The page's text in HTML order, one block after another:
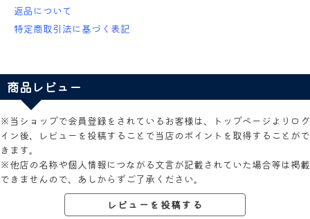
返品について
特定商取引法に基づく表記
商品レビュー
※当ショップで会員登録をされているお客様は、トップページよりログ
イン後、レビューを投稿することで当店のポイントを取得することがで
きます。
※他店の名称や個人情報につながる文言が記載されていた場合等は掲載
できませんので、あしからずご了承ください。
レビューを投稿する